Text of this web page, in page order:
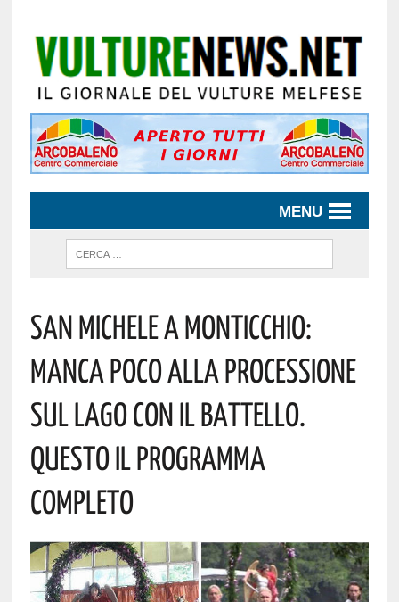
MENU
San Michele A Monticchio:
Manca Poco Alla Processione
Sul Lago Con Il Battello.
Questo Il Programma
Completo